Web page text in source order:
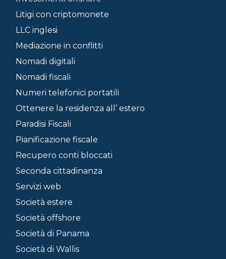
Litigi con criptomonete
LLC inglesi
Mediazione in conflitti
Nomadi digitali
Nomadi fiscali
Numeri telefonici portatili
Ottenere la residenza all’ estero
Paradisi Fiscali
Pianificazione fiscale
Recupero conti bloccati
Seconda cittadinanza
Servizi web
Società estere
Società offshore
Società di Panama
Società di Wallis